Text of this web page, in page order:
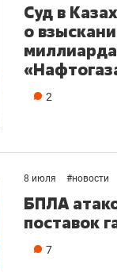
Суд в
о
миллиарда
2
8 июля #новости
БПЛА
поставок
7
Рекомендуем
150 камер
ID вместо